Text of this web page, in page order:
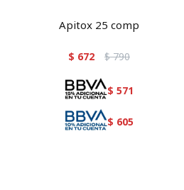
Apitox 25 comp
$ 672 $ 790
$ 571
$ 605